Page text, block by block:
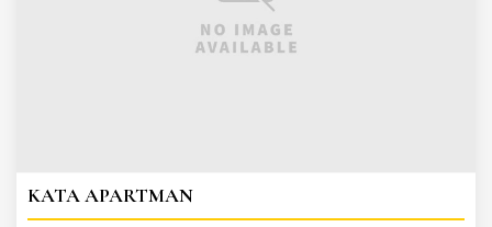
KATA APARTMAN